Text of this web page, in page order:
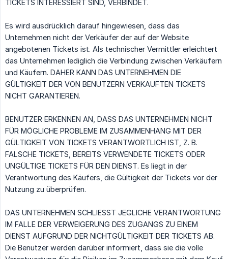
TICKETS INTERESSIERT SIND, VERBINDET.
Es wird ausdrücklich darauf hingewiesen, dass das
Unternehmen nicht der Verkäufer der auf der Website
angebotenen Tickets ist. Als technischer Vermittler erleichtert
das Unternehmen lediglich die Verbindung zwischen Verkäufern
und Käufern. DAHER KANN DAS UNTERNEHMEN DIE
GÜLTIGKEIT DER VON BENUTZERN VERKAUFTEN TICKETS
NICHT GARANTIEREN.
BENUTZER ERKENNEN AN, DASS DAS UNTERNEHMEN NICHT
FÜR MÖGLICHE PROBLEME IM ZUSAMMENHANG MIT DER
GÜLTIGKEIT VON TICKETS VERANTWORTLICH IST, Z. B.
FALSCHE TICKETS, BEREITS VERWENDETE TICKETS ODER
UNGÜLTIGE TICKETS FÜR DEN DIENST. Es liegt in der
Verantwortung des Käufers, die Gültigkeit der Tickets vor der
Nutzung zu überprüfen.
DAS UNTERNEHMEN SCHLIESST JEGLICHE VERANTWORTUNG
IM FALLE DER VERWEIGERUNG DES ZUGANGS ZU EINEM
DIENST AUFGRUND DER NICHTGÜLTIGKEIT DER TICKETS AB.
Die Benutzer werden darüber informiert, dass sie die volle